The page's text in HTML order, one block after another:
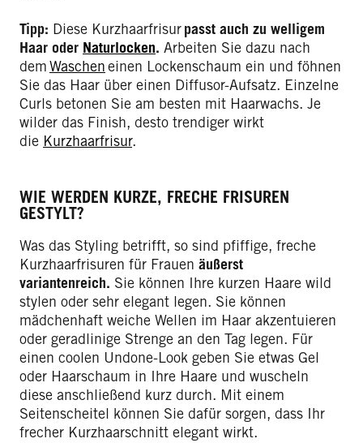
Tipp: Diese Kurzhaarfrisurpasst auch zu welligem
Haar oder Naturlocken. Arbeiten Sie dazu nach
demWascheneinen Lockenschaum ein und föhnen
Sie das Haar über einen Diffusor-Aufsatz. Einzelne
Curls betonen Sie am besten mit Haarwachs. Je
wilder das Finish, desto trendiger wirkt
die Kurzhaarfrisur.
WIE WERDEN KURZE, FRECHE FRISUREN
GESTYLT?
Was das Styling betrifft, so sind pfiffige, freche
Kurzhaarfrisuren für Frauen äußerst
variantenreich. Sie können Ihre kurzen Haare wild
stylen oder sehr elegant legen. Sie können
mädchenhaft weiche Wellen im Haar akzentuieren
oder geradlinige Strenge an den Tag legen. Für
einen coolen Undone-Look geben Sie etwas Gel
oder Haarschaum in Ihre Haare und wuscheln
diese anschließend kurz durch. Mit einem
Seitenscheitel können Sie dafür sorgen, dass Ihr
frecher Kurzhaarschnitt elegant wirkt.